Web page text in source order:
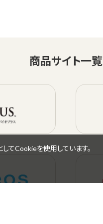
商品サイト一覧
てCookieを使用しています。